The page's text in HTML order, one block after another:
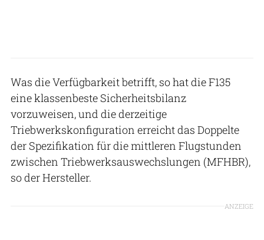
Was die Verfügbarkeit betrifft, so hat die F135
eine klassenbeste Sicherheitsbilanz
vorzuweisen, und die derzeitige
Triebwerkskonfiguration erreicht das Doppelte
der Spezifikation für die mittleren Flugstunden
zwischen Triebwerksauswechslungen (MFHBR),
so der Hersteller.
ANZEIGE